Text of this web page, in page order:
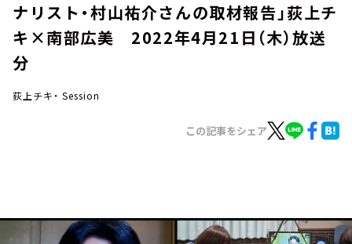
週間番組表
ナリスト・村山祐介さんの取材報告」荻上チ
キ×南部広美 2022年4月21日（木）放送
分
荻上チキ・ Session
この記事をシェア